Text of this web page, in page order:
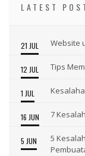
LATEST
21 JUL Website
12 JUL Tips
1 JUL
16 JUN 7
5 JUN
5